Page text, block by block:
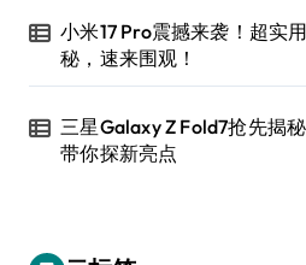
小米17 Pro震撼来袭！超实
秘，速来围观！
三星Galaxy Z Fold7抢先揭
带你探新亮点